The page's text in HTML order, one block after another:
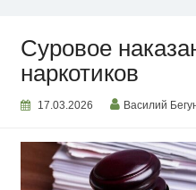
Суровое
наркотиков
17.03.2026 Василий